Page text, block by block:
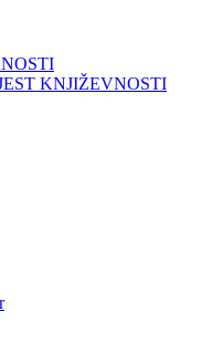
KNJIŽEVNOSTI